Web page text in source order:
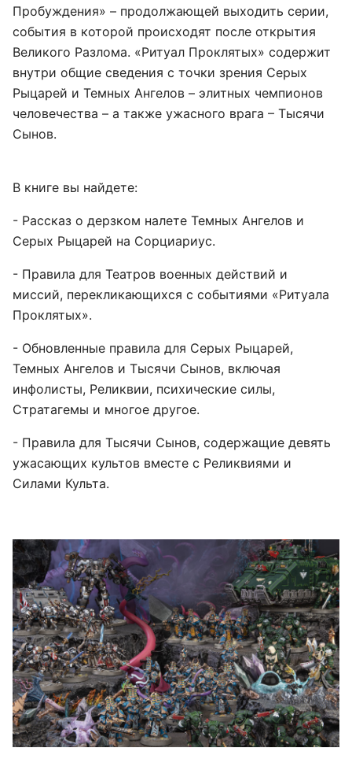
Пробуждения» – продолжающей выходить серии,
события в которой происходят после открытия
Великого Разлома. «Ритуал Проклятых» содержит
внутри общие сведения с точки зрения Серых
Рыцарей и Темных Ангелов – элитных чемпионов
человечества – а также ужасного врага – Тысячи
Сынов.
В книге вы найдете:
- Рассказ о дерзком налете Темных Ангелов и
Серых Рыцарей на Сорциариус.
- Правила для Театров военных действий и
миссий, перекликающихся с событиями «Ритуала
Проклятых».
- Обновленные правила для Серых Рыцарей,
Темных Ангелов и Тысячи Сынов, включая
инфолисты, Реликвии, психические силы,
Стратагемы и многое другое.
- Правила для Тысячи Сынов, содержащие девять
ужасающих культов вместе с Реликвиями и
Силами Культа.